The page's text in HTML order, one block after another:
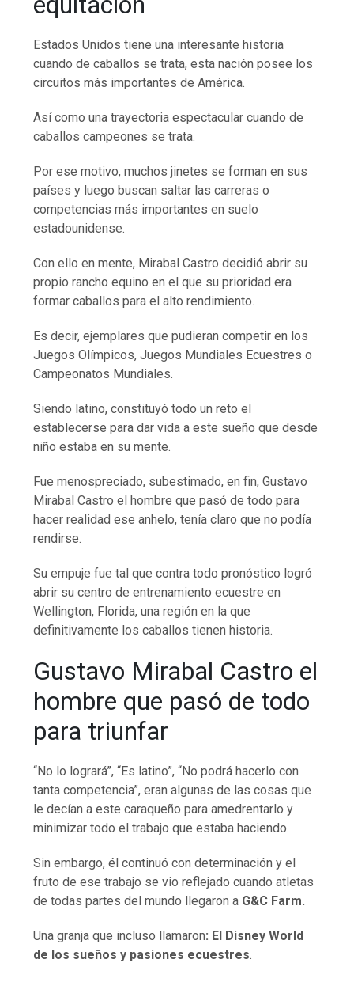
Estados Unidos tiene una interesante historia
cuando de caballos se trata, esta nación posee los
circuitos más importantes de América.
Así como una trayectoria espectacular cuando de
caballos campeones se trata.
Por ese motivo, muchos jinetes se forman en sus
países y luego buscan saltar las carreras o
competencias más importantes en suelo
estadounidense.
Con ello en mente, Mirabal Castro decidió abrir su
propio rancho equino en el que su prioridad era
formar caballos para el alto rendimiento.
Es decir, ejemplares que pudieran competir en los
Juegos Olímpicos, Juegos Mundiales Ecuestres o
Campeonatos Mundiales.
Siendo latino, constituyó todo un reto el
establecerse para dar vida a este sueño que desde
niño estaba en su mente.
Fue menospreciado, subestimado, en fin, Gustavo
Mirabal Castro el hombre que pasó de todo para
hacer realidad ese anhelo, tenía claro que no podía
rendirse.
Su empuje fue tal que contra todo pronóstico logró
abrir su centro de entrenamiento ecuestre en
Wellington, Florida, una región en la que
definitivamente los caballos tienen historia.
Gustavo Mirabal Castro el
hombre que pasó de todo
para triunfar
“No lo logrará”, “Es latino”, “No podrá hacerlo con
tanta competencia”, eran algunas de las cosas que
le decían a este caraqueño para amedrentarlo y
minimizar todo el trabajo que estaba haciendo.
Sin embargo, él continuó con determinación y el
fruto de ese trabajo se vio reflejado cuando atletas
de todas partes del mundo llegaron a G&C Farm.
Una granja que incluso llamaron: El Disney World
de los sueños y pasiones ecuestres.